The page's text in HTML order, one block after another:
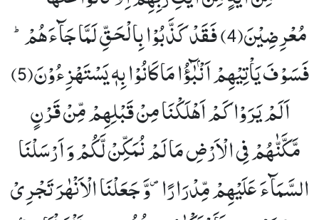
مُعْرِضِیْنَ(4) فَقَدْ كَذَّبُوْا بِالْحَقِّ لَمَّا جَآءَهُمْؕ-
فَسَوْفَ یَاْتِیْهِمْ اَنْۢبٰٓؤُا مَا كَانُوْا بِهٖ یَسْتَهْزِءُوْنَ(5)
اَلَمْ یَرَوْا كَمْ اَهْلَكْنَا مِنْ قَبْلِهِمْ مِّنْ قَرْنٍ
مَّكَّنّٰهُمْ فِی الْاَرْضِ مَا لَمْ نُمَكِّنْ لَّكُمْ وَ اَرْسَلْنَا
السَّمَآءَ عَلَیْهِمْ مِّدْرَارًا۪-وَّ جَعَلْنَا الْاَنْهٰرَ تَجْرِیْ